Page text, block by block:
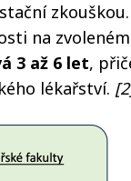
na
3 až 6 let,
lékařství.